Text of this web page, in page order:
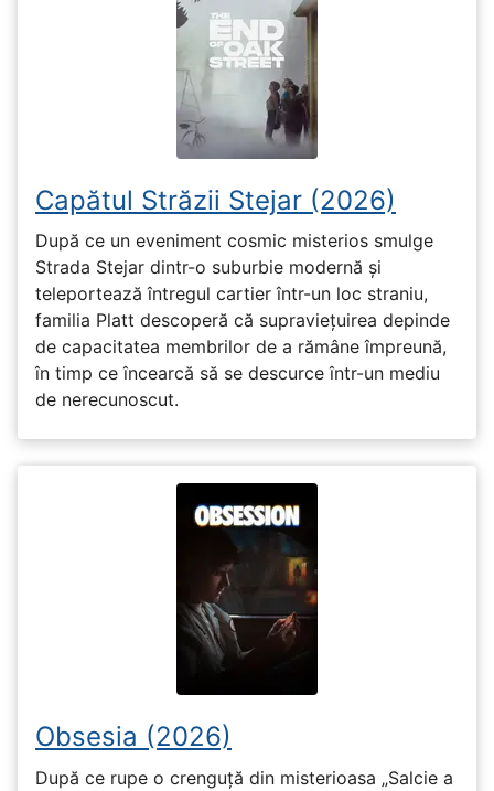
Capătul Străzii Stejar (2026)
După ce un eveniment cosmic misterios smulge
Strada Stejar dintr-o suburbie modernă și
teleportează întregul cartier într-un loc straniu,
familia Platt descoperă că supraviețuirea depinde
de capacitatea membrilor de a rămâne împreună,
în timp ce încearcă să se descurce într-un mediu
de nerecunoscut.
Obsesia (2026)
După ce rupe o crenguță din misterioasa „Salcie a